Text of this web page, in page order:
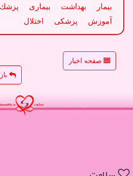
بیمار بهداشت بیماری پزشك
آموزش
پزشكی اختلال
صفحه اخبار